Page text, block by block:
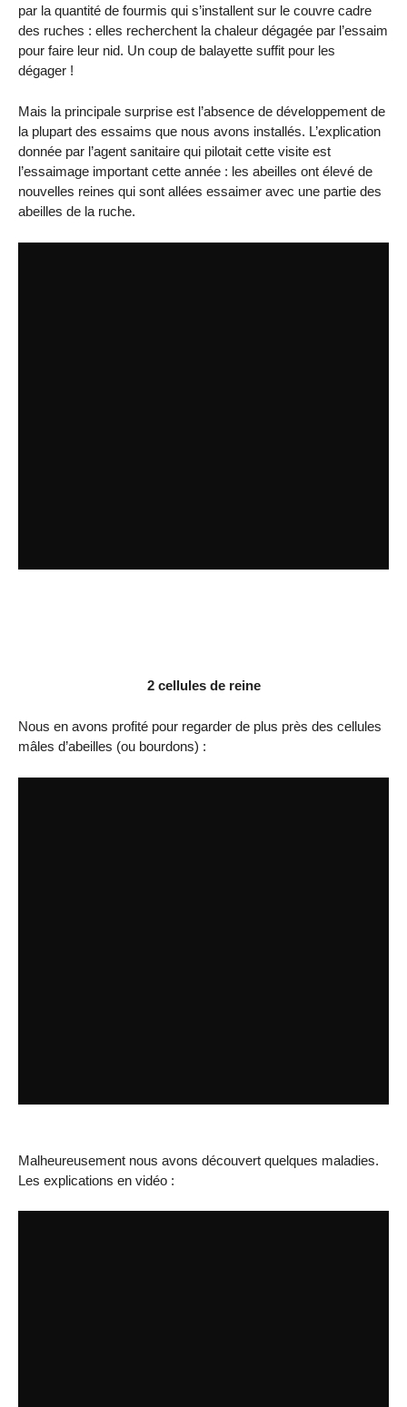
par la quantité de fourmis qui s’installent sur le couvre cadre
des ruches : elles recherchent la chaleur dégagée par l’essaim
pour faire leur nid. Un coup de balayette suffit pour les
dégager !
Mais la principale surprise est l’absence de développement de
la plupart des essaims que nous avons installés. L’explication
donnée par l’agent sanitaire qui pilotait cette visite est
l’essaimage important cette année : les abeilles ont élevé de
nouvelles reines qui sont allées essaimer avec une partie des
abeilles de la ruche.
2 cellules de reine
Nous en avons profité pour regarder de plus près des cellules
mâles d’abeilles (ou bourdons) :
Malheureusement nous avons découvert quelques maladies.
Les explications en vidéo :